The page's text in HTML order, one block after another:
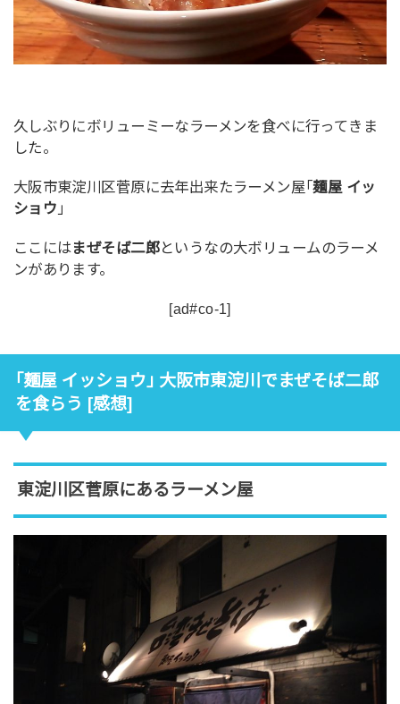
久しぶりにボリューミーなラーメンを食べに行ってきま
した。
大阪市東淀川区菅原に去年出来たラーメン屋｢麺屋 イッ
ショウ 」
ここにはまぜそば二郎というなの大ボリュームのラーメ
ンがあります。
[ad#co-1]
｢麺屋 イッショウ｣ 大阪市東淀川でまぜそば二郎
を食らう [感想]
東淀川区菅原にあるラーメン屋